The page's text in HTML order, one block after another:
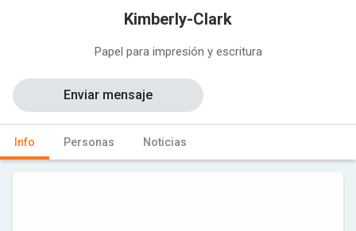
Kimberly-Clark
Papel para impresión y escritura
Info Personas Noticias
Enviar mensaje